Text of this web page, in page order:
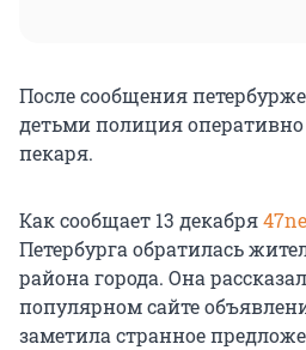
После сообщения
детьми полиция
пекаря.
Как сообщает 13 декабря
Петербурга обратилась
района города. Она
популярном сайте
заметила странное